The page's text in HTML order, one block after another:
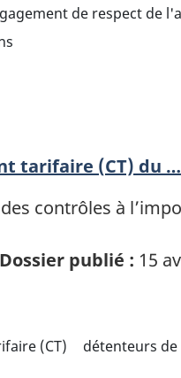
de respect de
tarifaire (CT) du …
contrôles à
Dossier publié : 15
(CT) détenteurs